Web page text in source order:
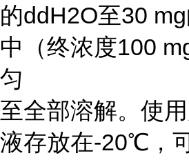
的ddH2O至30
中（终浓度100
匀
至全部溶解。使
液存放在-20℃，